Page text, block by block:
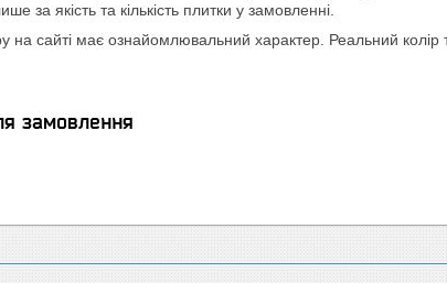
за якість та кількість плитки у замовленні.
на сайті має ознайомлювальний характер. Реальний колір
замовлення